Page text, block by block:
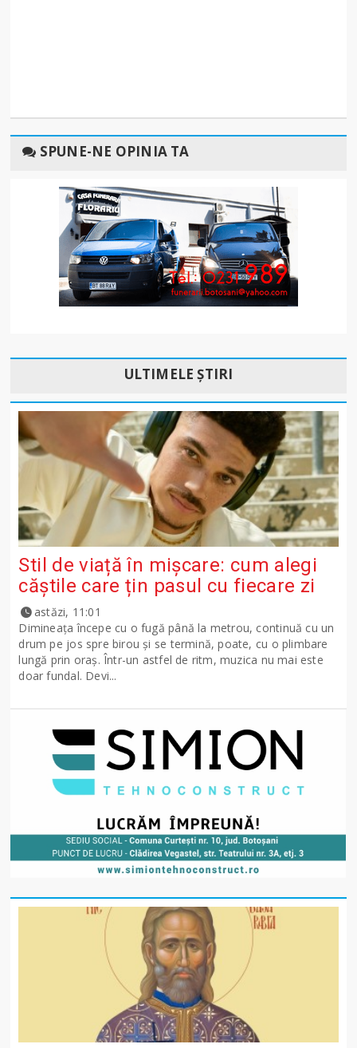
SPUNE-NE OPINIA TA
ULTIMELE ȘTIRI
Stil de viață în mișcare: cum alegi
căștile care țin pasul cu fiecare zi
astăzi, 11:01
Dimineața începe cu o fugă până la metrou, continuă cu un
drum pe jos spre birou și se termină, poate, cu o plimbare
lungă prin oraș. Într-un astfel de ritm, muzica nu mai este
doar fundal. Devi...